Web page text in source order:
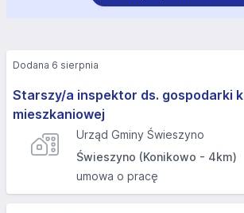
Starszy/a inspektor ds. gospodarki
mieszkaniowej
Urząd Gminy Świeszyno
Świeszyno (Konikowo - 4km)
umowa o pracę
Dodana 6 sierpnia